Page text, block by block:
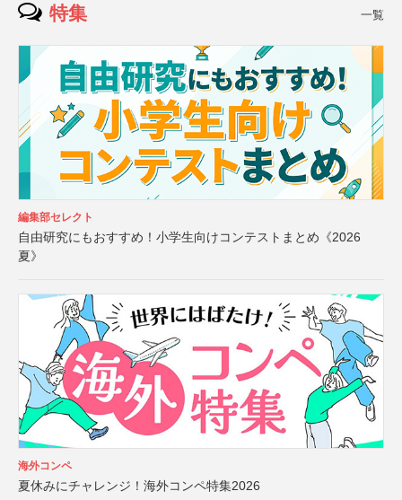
特集 一覧
編集部セレクト
自由研究にもおすすめ！小学生向けコンテストまとめ《2026
夏》
海外コンペ
夏休みにチャレンジ！海外コンペ特集2026